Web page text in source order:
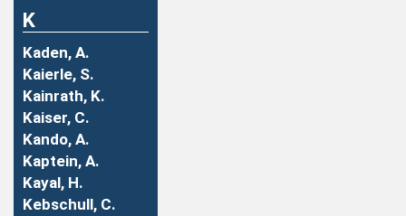
K
Kaden, A.
Kaierle, S.
Kainrath, K.
Kaiser, C.
Kando, A.
Kaptein, A.
Kayal, H.
Kebschull, C.